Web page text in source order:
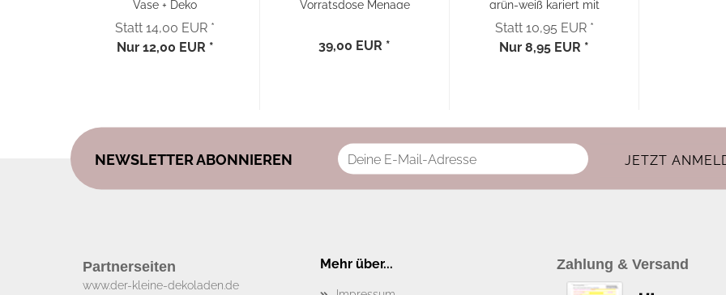
Vase + Deko
Glassteinen...
Statt 14,00 EUR *
Nur 12,00 EUR *
Vorratsdose Menage
39,00 EUR *
grün-weiß kariert mit
Stickerei...
Statt 10,95 EUR *
Nur 8,95 EUR *
NEWSLETTER ABONNIEREN
Partnerseiten
www.der-kleine-dekoladen.de​
Mehr über... Zahlung & Versand